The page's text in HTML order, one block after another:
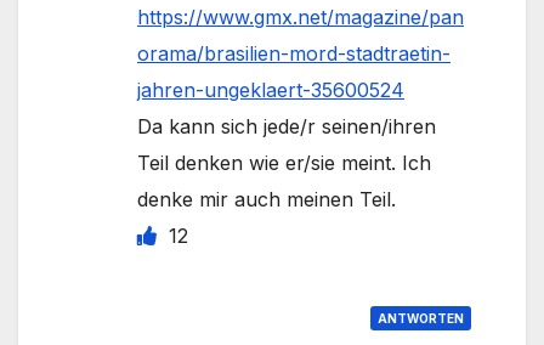
https://www.gmx.net/magazine/pan
orama/brasilien-mord-stadtraetin-
jahren-ungeklaert-35600524
Da kann sich jede/r seinen/ihren
Teil denken wie er/sie meint. Ich
denke mir auch meinen Teil.
12
ANTWORTEN